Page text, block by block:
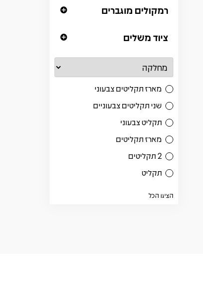
רמקולים מוגברים
ציוד משלים
מארז תקליטים צבעוני
שני תקליטים צבעוניים
תקליט צבעוני
מארז תקליטים
2 תקליטים
תקליט
הציגו הכל